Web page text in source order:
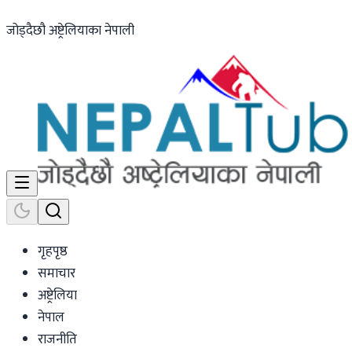
जोड्दैछौ अष्ट्रेलियाका नेपाली
गृहपृष्ठ
समाचार
अष्ट्रेलिया
नेपाल
राजनीति